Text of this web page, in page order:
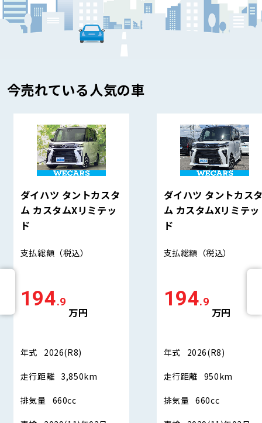
今売れている人気の車
ダイハツ タントカスタ
ム カスタムXリミテッ
ド
支払総額 （税込）
194.9
万円
年式 2026(R8)
走行距離 3,850km
排気量 660cc
ダイハツ タントカス
ム カスタムXリミテッ
ド
支払総額 （税込）
194.9
万円
年式 2026(R8)
走行距離 950km
排気量 660cc